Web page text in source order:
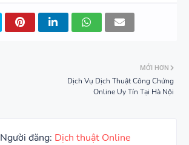
MỚI HƠN
Dịch Vụ Dịch Thuật Công Chứng
Online Uy Tín Tại Hà Nội
Người đăng: Dịch thuật Online